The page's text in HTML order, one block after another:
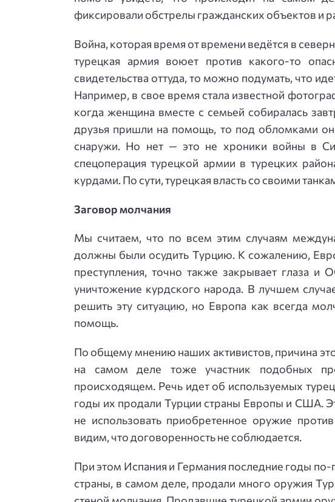
фиксировали обстрелы гражданских объектов и
Война, которая время от времени ведётся в
турецкая армия воюет против какого-то
свидетельства оттуда, то можно подумать, что
Например, в свое время стала известной
когда женщина вместе с семьей собиралась
друзья пришли на помощь, то под обломками
снаружи. Но нет — это не хроники войны в
спецоперация турецкой армии в турецких
курдами. По сути, турецкая власть со своими
Заговор молчания
Мы считаем, что по всем этим случаям
должны были осудить Турцию. К сожалению,
преступления, точно также закрывает глаза
уничтожение курдского народа. В лучшем
решить эту ситуацию, но Европа как всегда
помощь.
По общему мнению наших активистов, причина
на самом деле тоже участник подобных
происходящем. Речь идет об используемых
годы их продали Турции страны Европы и США.
не использовать приобретенное оружие
видим, что договоренность не соблюдается.
При этом Испания и Германия последние годы
страны, в самом деле, продали много оружия